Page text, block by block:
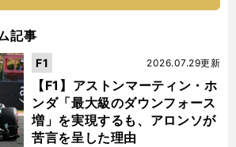
記事
【F1】アストンマーティン・ホ
ンダ「最大級のダウンフォース
増」を実現するも、アロンソが
苦言を呈した理由
2026.07.29更新
F1